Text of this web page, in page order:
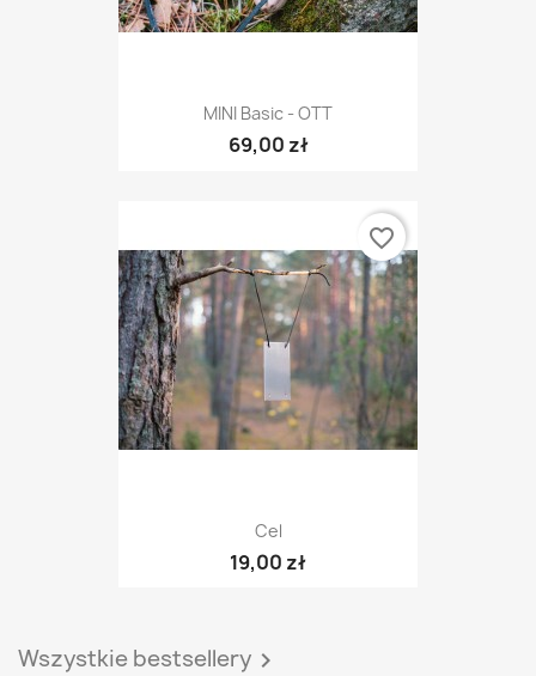
MINI Basic - OTT
69,00 zł
Cel
19,00 zł
favorite_border
Wszystkie bestsellery 